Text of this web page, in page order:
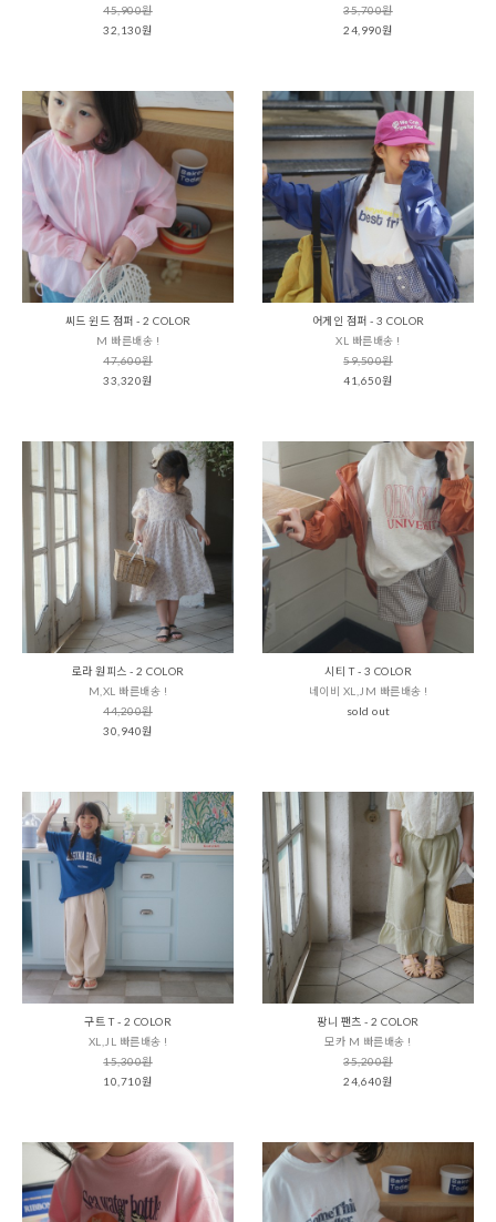
45,900원
32,130원
35,700원
24,990원
씨드 윈드 점퍼 - 2 COLOR
M 빠른배송 !
47,600원
33,320원
어게인 점퍼 - 3 COLOR
XL 빠른배송 !
59,500원
41,650원
로라 원피스 - 2 COLOR
M,XL 빠른배송 !
44,200원
30,940원
시티 T - 3 COLOR
네이비 XL,JM 빠른배송 !
sold out
구트 T - 2 COLOR
XL,JL 빠른배송 !
15,300원
10,710원
팡니 팬츠 - 2 COLOR
모카 M 빠른배송 !
35,200원
24,640원